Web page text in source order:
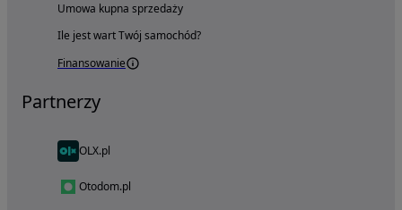
Umowa kupna sprzedaży
Ile jest wart Twój samochód?
Finansowanie
Partnerzy
OLX.pl
Otodom.pl